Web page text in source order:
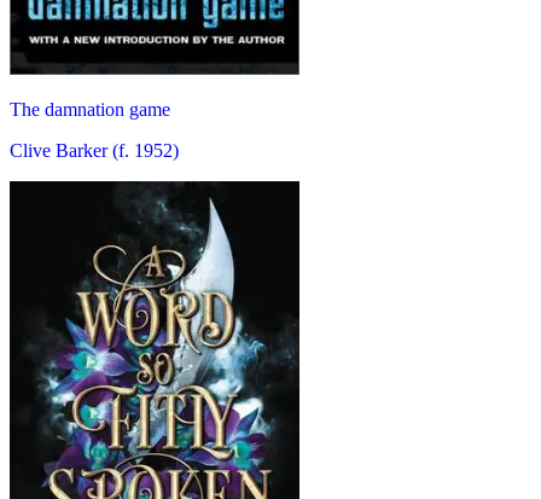
The damnation game
Clive Barker (f. 1952)